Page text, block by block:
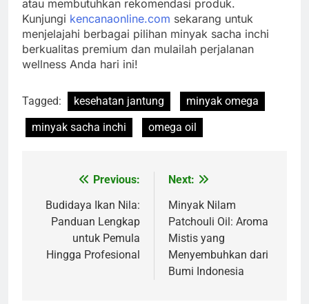
atau membutuhkan rekomendasi produk.
Kunjungi kencanaonline.com sekarang untuk
menjelajahi berbagai pilihan minyak sacha inchi
berkualitas premium dan mulailah perjalanan
wellness Anda hari ini!
Tagged: kesehatan jantung
minyak omega
minyak sacha inchi
omega oil
Navigasi
pos
Previous:
Budidaya Ikan Nila:
Panduan Lengkap
untuk Pemula
Hingga Profesional
Next:
Minyak Nilam
Patchouli Oil: Aroma
Mistis yang
Menyembuhkan dari
Bumi Indonesia